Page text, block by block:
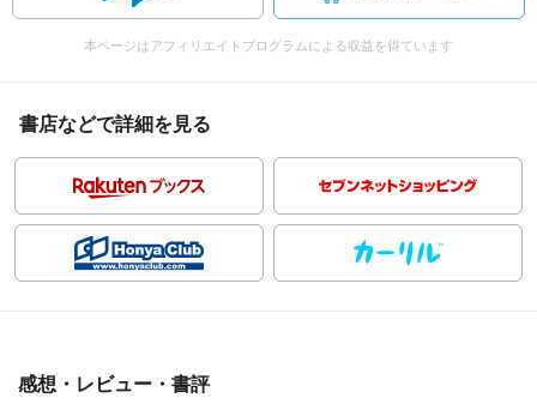
本ページはアフィリエイトプログラムによる収益を得ています
書店などで詳細を見る
感想・レビュー・書評